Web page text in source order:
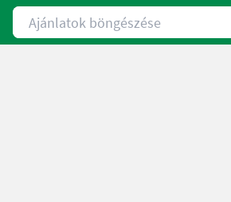
Ajánlatok böngészése